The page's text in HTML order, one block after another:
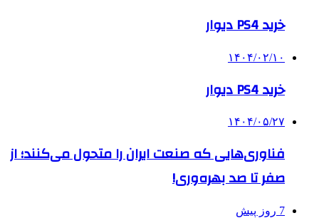
خرید PS4 دیوار
۱۴۰۴/۰۲/۱۰
خرید PS4 دیوار
۱۴۰۴/۰۵/۲۷
فناوری‌هایی که صنعت ایران را متحول می‌کنند؛ از
صفر تا صد بهره‌وری!
7 روز پیش